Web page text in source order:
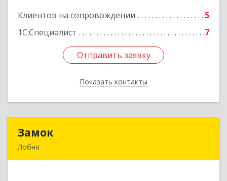
Клиентов на сопровождении
5
1С:Специалист
7
Отправить заявку
Показать контакты
Подробнее
Отправить заявку
Назад
Замок
Лобня